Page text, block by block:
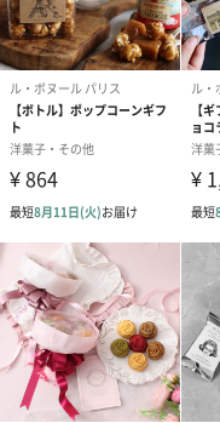
あり（110円）
熨斗
御礼（蝶結び）（110
円）